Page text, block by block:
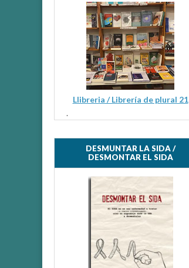
Llibreria / Librería de plural 21
.
DESMUNTAR LA SIDA /
DESMONTAR EL SIDA